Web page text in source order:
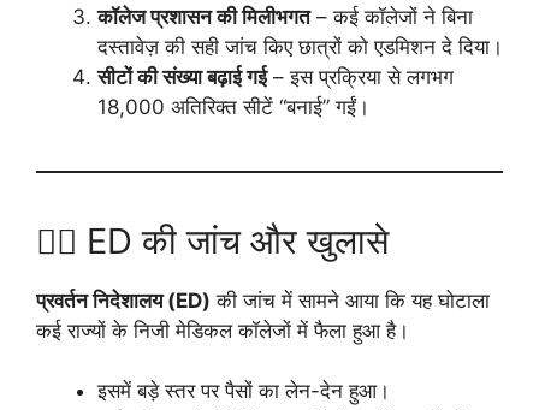
कॉलेज प्रशासन की मिलीभगत– कई कॉलेजों ने बिना
दस्तावेज़ की सही जांच किए छात्रों को एडमिशन दे दिया।
सीटों की संख्या बढ़ाई गई– इस प्रक्रिया से लगभग
18,000 अतिरिक्त सीटें “बनाई” गईं।
🕵️‍♂️ ED की जांच और खुलासे
प्रवर्तन निदेशालय (ED) की जांच में सामने आया कि यह घोटाला
कई राज्यों के निजी मेडिकल कॉलेजों में फैला हुआ है।
इसमें बड़े स्तर पर पैसों का लेन-देन हुआ।